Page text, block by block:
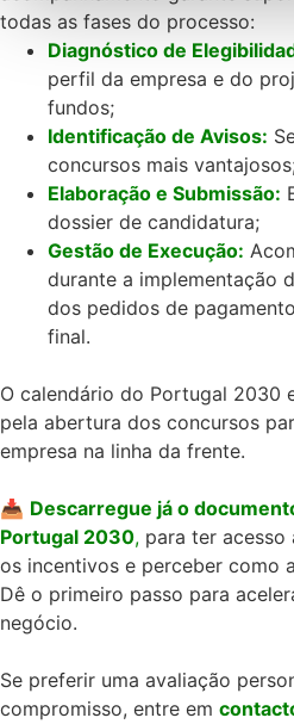
todas as fases do processo:
Diagnóstico de
perfil da empresa e do
fundos;
Identificação de Avisos:
concursos mais
Elaboração e Submissão:
dossier de candidatura;
Gestão de Execução:
durante a implementação
dos pedidos de
final.
O calendário do Portugal 2030
pela abertura dos concursos
empresa na linha da frente.
📥 Descarregue já o
Portugal 2030, para ter acesso
os incentivos e perceber como
Dê o primeiro passo para
negócio.
Se preferir uma avaliação
compromisso, entre em